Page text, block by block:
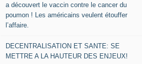
a découvert le vaccin contre le cancer du
poumon ! Les américains veulent étouffer
l’affaire.
DECENTRALISATION ET SANTE: SE
METTRE A LA HAUTEUR DES ENJEUX!